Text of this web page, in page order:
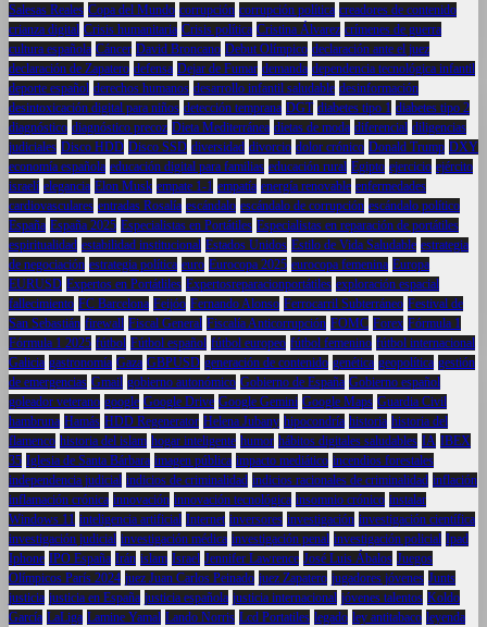
Salesas Reales Copa del Mundo corrupción corrupción política creadores de contenido
crianza digital Crisis humanitaria Crisis política Cristina Álvarez crímenes de guerra
cultura española Cáncer David Broncano Debut Olímpico declaración ante el juez
declaración de Zapatero defensa Dejar de Fumar demanda dependencia tecnológica infantil
deporte español derechos humanos desarrollo infantil saludable desinformación
desintoxicación digital para niños detección temprana DGT diabetes tipo 1 diabetes tipo 2
diagnóstico diagnóstico precoz Dieta Mediterránea dietas de moda diferencial diligencias
judiciales Disco HDD Disco SSD diversidad divorcio dolor crónico Donald Trump DXY
economía española educación digital para familias educación rural Egipto ejercicio ejército
israelí elegancia Elon Musk empate 1-1 empatía energía renovable enfermedades
cardiovasculares entradas Rosalía escándalo escándalo de corrupción escándalo político
España España 2025 Especialistas en Portátiles Especialistas en reparación de portátiles
espiritualidad estabilidad institucional Estados Unidos Estilo de Vida Saludable estrategia
de negociación estrategia política euro Eurocopa 2025 eurocopa femenina Europa
EURUSD Expertos en Portátliles Expertosreparacionportátiles exploración espacial
fallecimiento FC Barcelona Feijóo Fernando Alonso Ferrocarril Subterráneo Festival de
San Sebastián firewall Fiscal General Fiscalía Anticorrupción FOMC Forex Fórmula 1
Fórmula 1 2025 fútbol Fútbol español fútbol europeo fútbol femenino fútbol internacional
Galicia gastronomía Gaza GBPUSD generación de contenido genética geopolítica gestión
de emergencias Gmail gobierno autonómico Gobierno de España Gobierno español
goleador veterano google Google Drive Google Gemini Google Maps Guardia Civil
hambruna Hamás HDD Regenerator Helena Jubany hipocondría historia historia del
flamenco historia del islam hogar inteligente humor hábitos digitales saludables IA IBEX
35 Iglesia de Santa Bárbara imagen pública impacto mediático incendios forestales
independencia judicial indicios de criminalidad indicios racionales de criminalidad inflación
inflamación crónica innovación innovación tecnológica insomnio crónico instalar
Windows 11 inteligencia artificial Internet inversores investigación investigación científica
investigación judicial investigación médica investigación penal investigación policial Ipad
Iphone IPO España Irán islam Israel Jennifer Lawrence José Luis Ábalos Juegos
Olímpicos París 2024 juez Juan Carlos Peinado juez Zapatero jugadores jóvenes Junts
justicia justicia en España justicia española justicia internacional jóvenes talentos Koldo
García LaLiga Lamine Yamal Lando Norris Lcd Portatiles legado ley antitabaco leyenda